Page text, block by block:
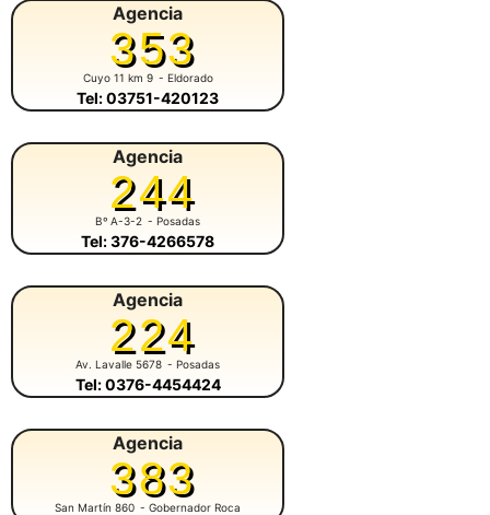
Agencia
353
Cuyo 11 km 9 - Eldorado
Tel: 03751-420123
Agencia
244
Bº A-3-2 - Posadas
Tel: 376-4266578
Agencia
224
Av. Lavalle 5678 - Posadas
Tel: 0376-4454424
Agencia
383
San Martín 860 - Gobernador Roca